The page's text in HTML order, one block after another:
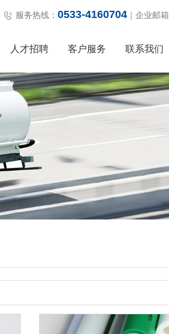
服务热线： 0533-4160704 ｜ 企业邮箱
人才招聘 客户服务 联系我们